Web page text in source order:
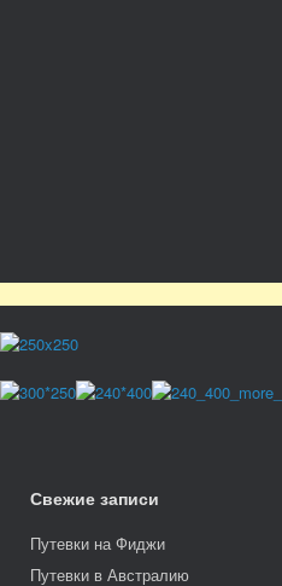
Свежие записи
Путевки на Фиджи
Путевки в Австралию